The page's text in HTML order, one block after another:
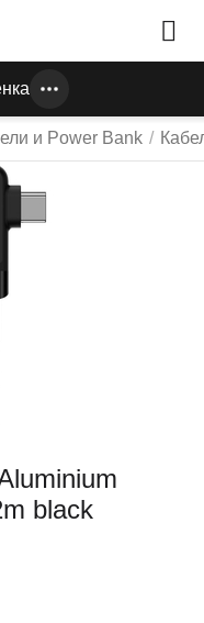
и Power Bank /
black